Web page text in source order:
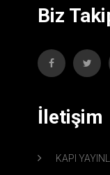
Biz
İletişim
KAPI